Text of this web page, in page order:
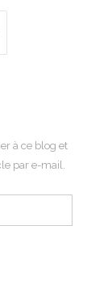
à ce blog et
par e-mail.